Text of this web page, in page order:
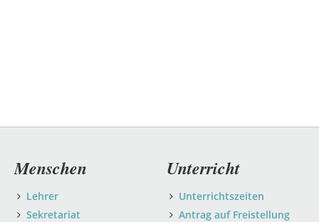
Navigation
Menschen
Lehrer
Sekretariat
Unterricht
Unterrichtszeiten
Antrag auf Freistellung